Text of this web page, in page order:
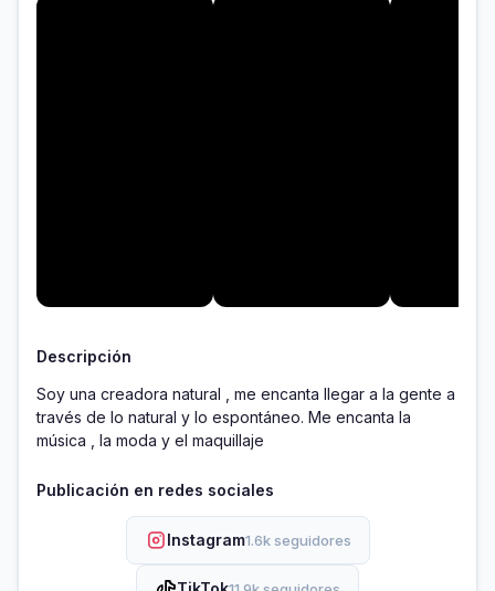
Descripción
Soy una creadora natural , me encanta llegar a la gente a
través de lo natural y lo espontáneo. Me encanta la
música , la moda y el maquillaje
Publicación en redes sociales
Instagram1.6k seguidores